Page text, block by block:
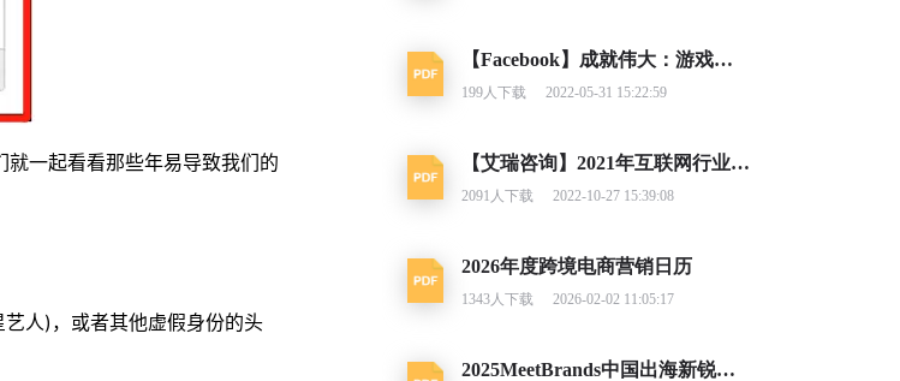
一起看看那些年易导致我们的
人)，或者其他虚假身份的头
【Facebook】成就伟大：游戏类别洞察报告
199人下载 2022-05-31 15:22:59
【艾瑞咨询】2021年互联网行业挑战与机遇白皮书
2091 人下载 2022-10-27 15:39:08
2026年度跨境电商营销日历
1343人下载 2026-02-02 11:05:17
2025MeetBrands中国出海新锐消费品牌榜单报告